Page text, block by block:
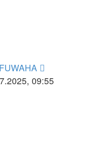
FUWAHA
09:55